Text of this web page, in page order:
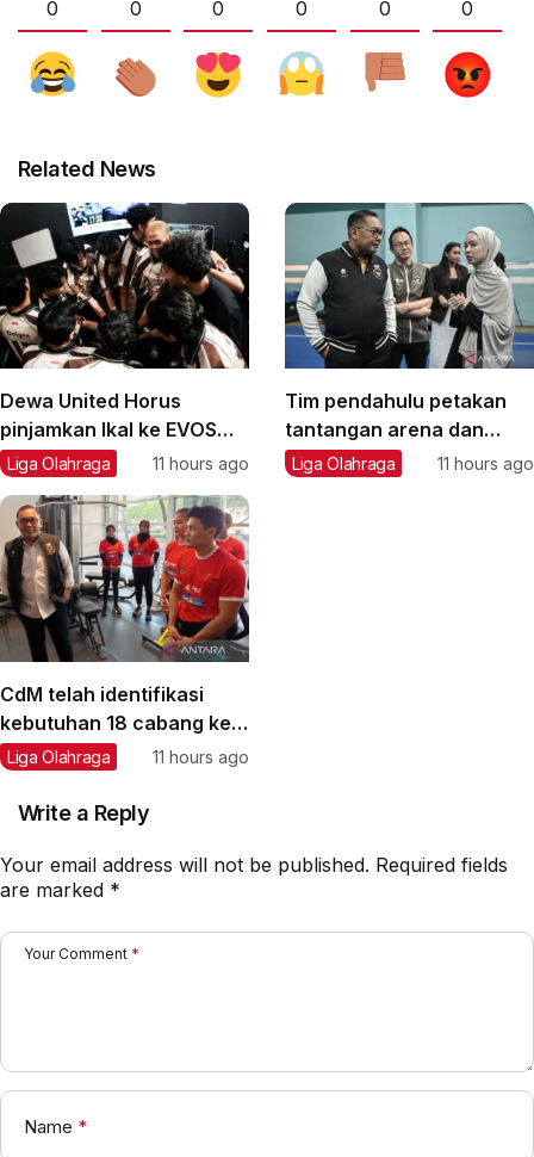
0 0 0 0 0 0
Related News
Dewa United Horus
pinjamkan Ikal ke EVOS
Divine
Liga Olahraga 11 hours ago
Tim pendahulu petakan
tantangan arena dan
transportasi Asian Games
Liga Olahraga 11 hours ago
CdM telah identifikasi
kebutuhan 18 cabang ke
Asian Games 2026
Liga Olahraga 11 hours ago
Write a Reply
Your email address will not be published. Required fields
are marked *
Your Comment *
Name *